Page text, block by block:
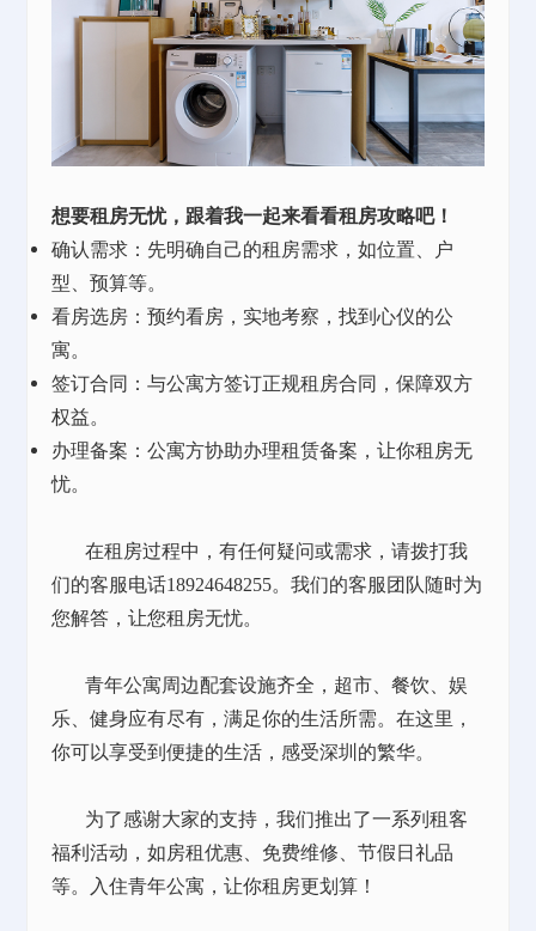
想要租房无忧，跟着我一起来看看租房攻略吧！
确认需求：先明确自己的租房需求，如位置、户
型、预算等。
看房选房：预约看房，实地考察，找到心仪的公
寓。
签订合同：与公寓方签订正规租房合同，保障双方
权益。
办理备案：公寓方协助办理租赁备案，让你租房无
忧。
在租房过程中，有任何疑问或需求，请拨打我
们的客服电话18924648255。我们的客服团队随时为
您解答，让您租房无忧。
青年公寓周边配套设施齐全，超市、餐饮、娱
乐、健身应有尽有，满足你的生活所需。在这里，
你可以享受到便捷的生活，感受深圳的繁华。
为了感谢大家的支持，我们推出了一系列租客
福利活动，如房租优惠、免费维修、节假日礼品
等。入住青年公寓，让你租房更划算！